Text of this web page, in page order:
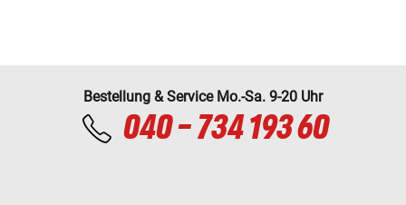
Bestellung & Service Mo.-Sa. 9-20 Uhr
040 - 734 193 60